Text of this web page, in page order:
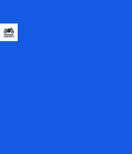
contenu